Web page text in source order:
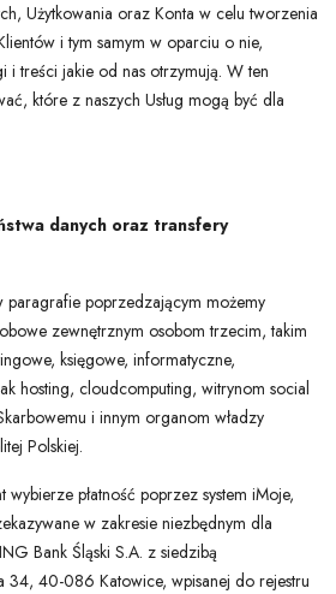
Użytkowania oraz Konta w celu tworzenia
i tym samym w oparciu o nie,
i treści jakie od nas otrzymują. W ten
które z naszych Usług mogą być dla
danych oraz transfery
paragrafie poprzedzającym możemy
zewnętrznym osobom trzecim, takim
księgowe, informatyczne,
hosting, cloudcomputing, witrynom social
i innym organom władzy
Polskiej.
płatność poprzez system iMoje,
w zakresie niezbędnym dla
Bank Śląski S.A. z siedzibą
34, 40-086 Katowice, wpisanej do rejestru